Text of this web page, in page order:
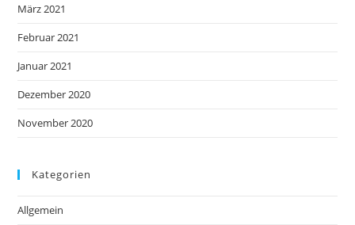
März 2021
Februar 2021
Januar 2021
Dezember 2020
November 2020
Kategorien
Allgemein